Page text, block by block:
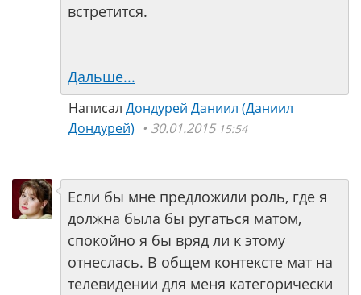
встретится.
Дальше...
Написал Дондурей Даниил (Даниил
Дондурей)
30.01.2015 15:54
Если бы мне предложили роль, где я
должна была бы ругаться матом,
спокойно я бы вряд ли к этому
отнеслась. В общем контексте мат на
телевидении для меня категорически